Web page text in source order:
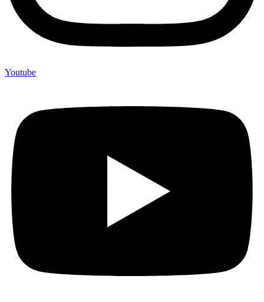
Youtube